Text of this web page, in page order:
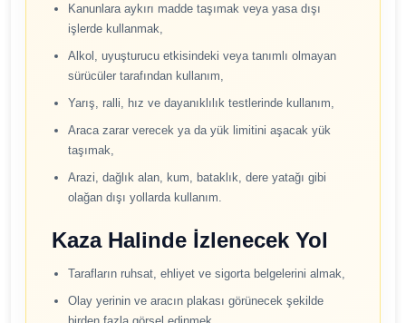
Kanunlara aykırı madde taşımak veya yasa dışı
işlerde kullanmak,
Alkol, uyuşturucu etkisindeki veya tanımlı olmayan
sürücüler tarafından kullanım,
Yarış, ralli, hız ve dayanıklılık testlerinde kullanım,
Araca zarar verecek ya da yük limitini aşacak yük
taşımak,
Arazi, dağlık alan, kum, bataklık, dere yatağı gibi
olağan dışı yollarda kullanım.
Kaza Halinde İzlenecek Yol
Tarafların ruhsat, ehliyet ve sigorta belgelerini almak,
Olay yerinin ve aracın plakası görünecek şekilde